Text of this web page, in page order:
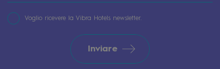
Voglio ricevere la Vibra Hotels newsletter.
Inviare